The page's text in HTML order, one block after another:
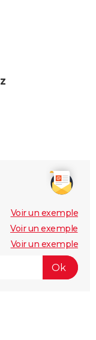
Voir un exemple
Voir un exemple
Voir un exemple